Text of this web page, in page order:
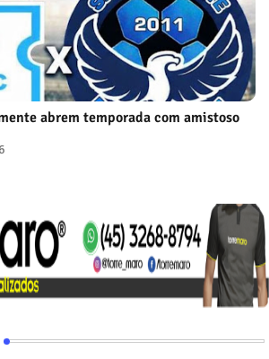
abrem temporada com amistoso